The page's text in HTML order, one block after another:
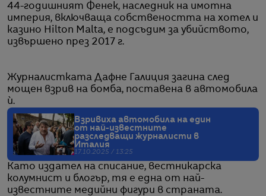
44-годишният Фенек, наследник на имотна
империя, включваща собствеността на хотел и
казино Hilton Malta, е подсъдим за убийството,
извършено през 2017 г.
Журналистката Дафне Галиция загина след
мощен взрив на бомба, поставена в автомобила
ѝ.
Взривиха автомобила на един
от най-известните
разследващи журналисти в
Италия
17.10.2025 / 13:25
Като издател на списание, вестникарска
колумнист и блогър, тя е една от най-
известните медийни фигури в страната.